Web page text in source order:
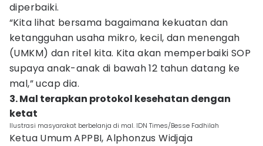
diperbaiki.
“Kita lihat bersama bagaimana kekuatan dan
ketangguhan usaha mikro, kecil, dan menengah
(UMKM) dan ritel kita. Kita akan memperbaiki SOP
supaya anak-anak di bawah 12 tahun datang ke
mal,” ucap dia.
3. Mal terapkan protokol kesehatan dengan
ketat
Ilustrasi masyarakat berbelanja di mal. IDN Times/Besse Fadhilah
Ketua Umum APPBI, Alphonzus Widjaja